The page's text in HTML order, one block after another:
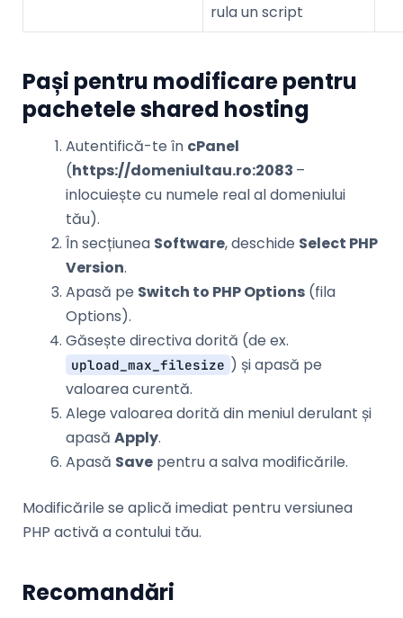
rula un script
Pași pentru modificare pentru
pachetele shared hosting
Autentifică-te în cPanel
(https://domeniultau.ro:2083 –
inlocuiește cu numele real al domeniului
tău).
În secțiunea Software, deschide Select PHP
Version.
Apasă pe Switch to PHP Options (fila
Options).
Găsește directiva dorită (de ex.
upload_max_filesize ) și apasă pe
valoarea curentă.
Alege valoarea dorită din meniul derulant și
apasă Apply.
Apasă Save pentru a salva modificările.
Modificările se aplică imediat pentru versiunea
PHP activă a contului tău.
Recomandări